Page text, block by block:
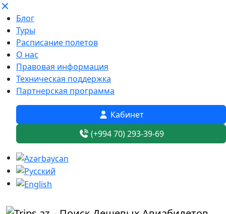
Блог
Туры
Расписание полетов
О нас
Правовая информация
Техническая поддержка
Партнерская программа
Кабинет
(+994 70) 293-39-69